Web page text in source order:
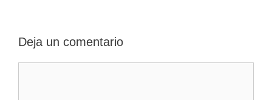
Deja un comentario